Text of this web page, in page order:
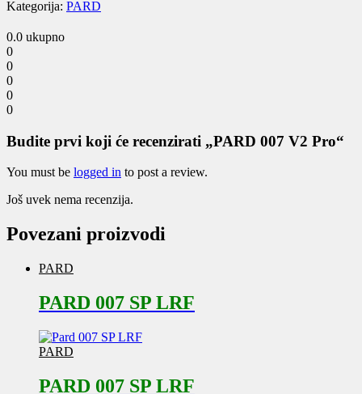
Kategorija: PARD
0.0 ukupno
0
0
0
0
0
Budite prvi koji će recenzirati „PARD 007 V2 Pro“
You must be logged in to post a review.
Još uvek nema recenzija.
Povezani proizvodi
PARD
PARD 007 SP LRF
PARD
PARD 007 SP LRF